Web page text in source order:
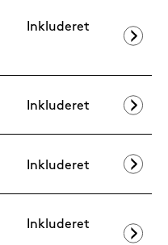
Inkluderet
Inkluderet
Inkluderet
Inkluderet